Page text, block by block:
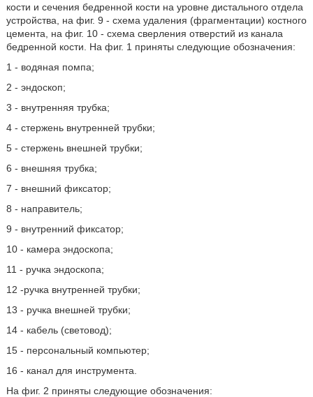
кости и сечения бедренной кости на уровне дистального отдела
устройства, на фиг. 9 - схема удаления (фрагментации) костного
цемента, на фиг. 10 - схема сверления отверстий из канала
бедренной кости. На фиг. 1 приняты следующие обозначения:
1 - водяная помпа;
2 - эндоскоп;
3 - внутренняя трубка;
4 - стержень внутренней трубки;
5 - стержень внешней трубки;
6 - внешняя трубка;
7 - внешний фиксатор;
8 - направитель;
9 - внутренний фиксатор;
10 - камера эндоскопа;
11 - ручка эндоскопа;
12 -ручка внутренней трубки;
13 - ручка внешней трубки;
14 - кабель (световод);
15 - персональный компьютер;
16 - канал для инструмента.
На фиг. 2 приняты следующие обозначения: